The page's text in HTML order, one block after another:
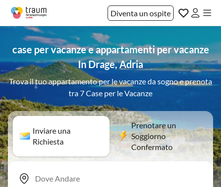
Diventa un ospite
case per vacanze e appartamenti per vacanze
In Drage, Adria
Trova il tuo appartamento per le vacanze da sogno e prenota
tra 7 Case per le Vacanze
Inviare una
Richiesta
Prenotare un
Soggiorno
Confermato